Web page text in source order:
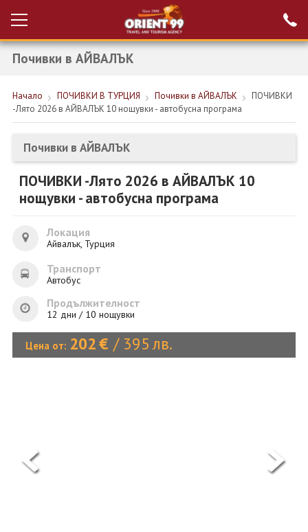
Вход за агенти
РАННИ ЗАПИСВАНИЯ ТУРЦИЯ
НОВА ГОДИНА ТУРЦИЯ
НОВА ГОДИНА
ПОЧИВКИ
ЕКЗОТИКА
ЕКСКУРЗИИ
ОЩЕ
ЗА НАС
КОНТАКТИ
ФИРМЕНИ ДОКУМЕНТИ
Почивки в АЙВАЛЪК
Начало ПОЧИВКИ В ТУРЦИЯ Почивки в АЙВАЛЪК
ПОЧИВКИ
-Лято 2026 в АЙВАЛЪК 10 нощувки - автобусна програма
Почивки в АЙВАЛЪК
ПОЧИВКИ -Лято 2026 в АЙВАЛЪК 10
нощувки - автобусна програма
Локация
Айвалък, Турция
Транспорт
Автобус
Продължителност
12 дни / 10 нощувки
Цена от: 202€ / 395 лв.